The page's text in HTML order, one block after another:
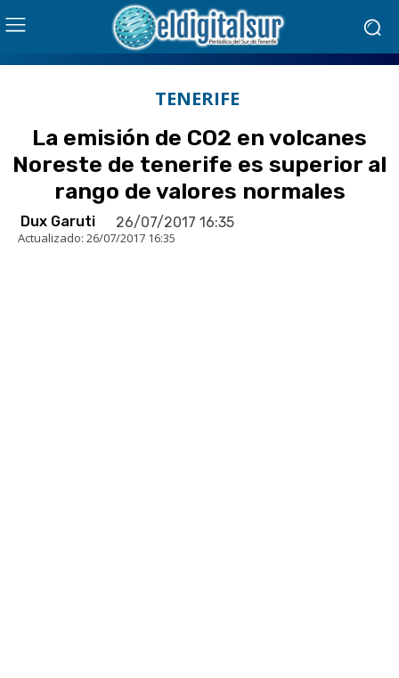
TENERIFE
La emisión de CO2 en volcanes
Noreste de tenerife es superior al
rango de valores normales
Dux Garuti 26/07/2017 16:35
Actualizado: 26/07/2017 16:35